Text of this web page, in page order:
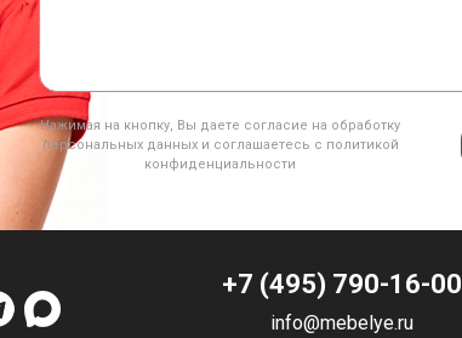
Нажимая на кнопку, Вы даете согласие на обработку
персональных данных и соглашаетесь с политикой
конфиденциальности
+7 (495) 790-16-00
info@mebelye.ru